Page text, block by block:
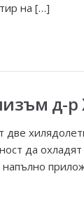
на […]
д-
да